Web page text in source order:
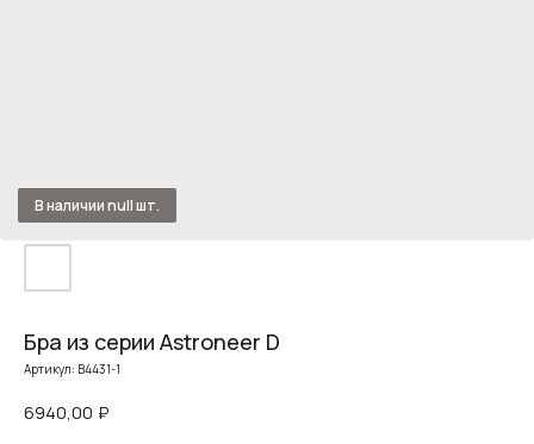
Бра из серии Astroneer D
Артикул: B4431-1
6940,00 ₽